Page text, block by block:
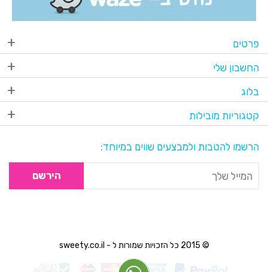
פרטים
החשבון שלי
בלוג
קטגוריות מובילות
הרשמו להטבות ולמבצעים שווים במיוחד:
הירשם
© 2015 כל הזכויות שמורות ל - sweety.co.il